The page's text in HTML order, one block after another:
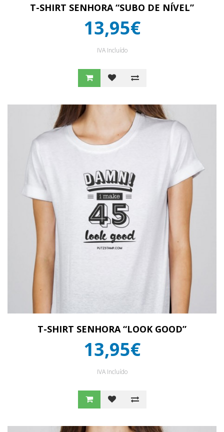
T-SHIRT SENHORA “SUBO DE NÍVEL”
13,95€
IVA Incluído
T-SHIRT SENHORA “LOOK GOOD”
13,95€
IVA Incluído